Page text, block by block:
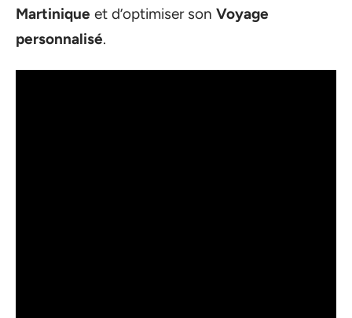
Martinique et d’optimiser son Voyage
personnalisé.